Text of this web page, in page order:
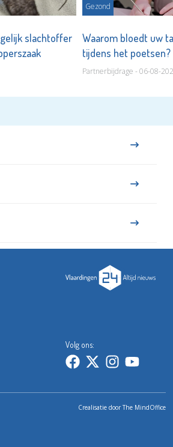
slachtoffer
Gezond
Waarom bloedt uw
tijdens het poetsen?
Partnerbijdrage - 06-08-
Volg ons:
Crealisatie doorThe MindOffice